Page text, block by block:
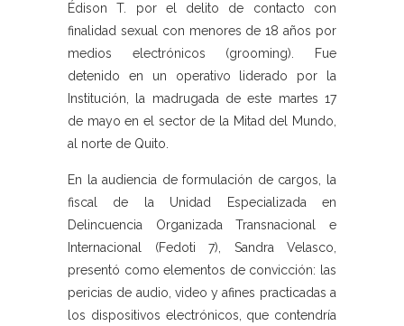
Édison T. por el delito de contacto con
finalidad sexual con menores de 18 años por
medios electrónicos (grooming). Fue
detenido en un operativo liderado por la
Institución, la madrugada de este martes 17
de mayo en el sector de la Mitad del Mundo,
al norte de Quito.
En la audiencia de formulación de cargos, la
fiscal de la Unidad Especializada en
Delincuencia Organizada Transnacional e
Internacional (Fedoti 7), Sandra Velasco,
presentó como elementos de convicción: las
pericias de audio, video y afines practicadas a
los dispositivos electrónicos, que contendría